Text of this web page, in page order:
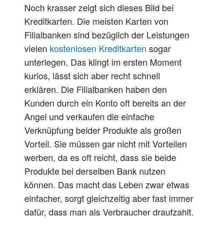
Noch krasser zeigt sich dieses Bild bei
Kreditkarten. Die meisten Karten von
Filialbanken sind bezüglich der Leistungen
vielen kostenlosen Kreditkarten sogar
unterlegen. Das klingt im ersten Moment
kurios, lässt sich aber rechtschnell
erklären. Die Filialbanken haben den
Kunden durch ein Kontooft bereitsan der
Angel und verkaufen die einfache
Verknüpfung beider Produkte als großen
Vorteil. Sie müssen gar nicht mit Vorteilen
werben, da esoft reicht, dass sie beide
Produkte bei derselben Bank nutzen
können. Das macht das Leben zwaretwas
einfacher, sorgt gleichzeitig aberfast immer
dafür, dass man als Verbraucher draufzahlt.